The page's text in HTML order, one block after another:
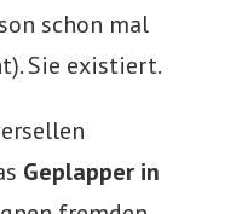
schon mal
Sie existiert.
Geplapper in